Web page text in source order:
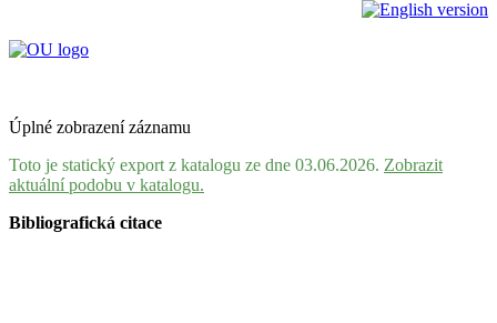
Úplné zobrazení záznamu
Toto je statický export z katalogu ze dne 03.06.2026. Zobrazit
aktuální podobu v katalogu.
Bibliografická citace